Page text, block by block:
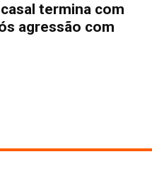
termina com
agressão com